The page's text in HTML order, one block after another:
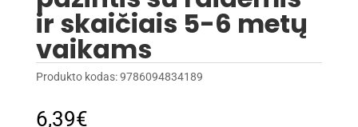
ir skaičiais 5-6 metų
vaikams
Produkto kodas:9786094834189
6,39€